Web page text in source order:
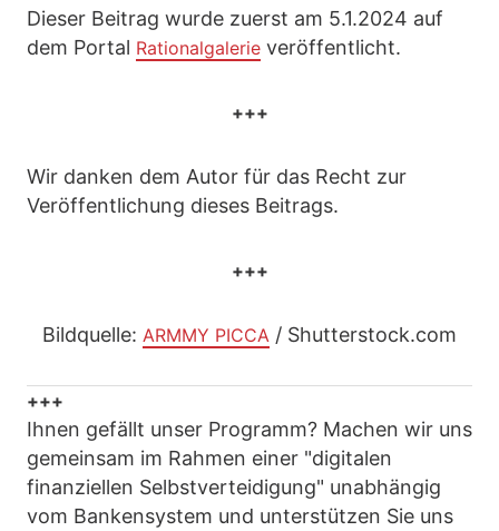
Dieser Beitrag wurde zuerst am 5.1.2024 auf
dem Portal Rationalgalerie veröffentlicht.
+++
Wir danken dem Autor für das Recht zur
Veröffentlichung dieses Beitrags.
+++
Bildquelle: ARMMY PICCA / Shutterstock.com
+++
Ihnen gefällt unser Programm? Machen wir uns
gemeinsam im Rahmen einer "digitalen
finanziellen Selbstverteidigung" unabhängig
vom Bankensystem und unterstützen Sie uns